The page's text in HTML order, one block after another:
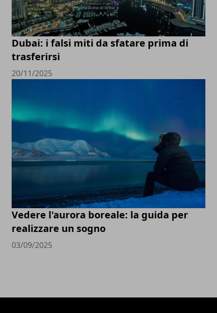
Dubai: i falsi miti da sfatare prima di
trasferirsi
20/11/2025
Vedere l'aurora boreale: la guida per
realizzare un sogno
03/09/2025